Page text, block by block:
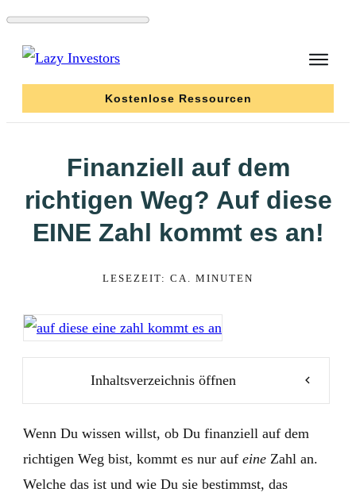
Kostenlose Ressourcen
Finanziell auf dem
richtigen Weg? Auf diese
EINE Zahl kommt es an!
LESEZEIT: CA. MINUTEN
Inhaltsverzeichnis öffnen
Wenn Du wissen willst, ob Du finanziell auf dem
richtigen Weg bist, kommt es nur auf eine Zahl an.
Welche das ist und wie Du sie bestimmst, das